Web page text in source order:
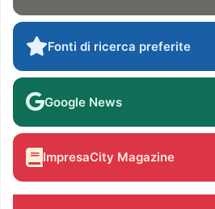
Fonti di ricerca preferite
Google News
ImpresaCity Magazine